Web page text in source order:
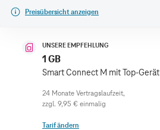
Preisübersicht anzeigen
UNSERE EMPFEHLUNG
1 GB
Smart Connect M mit Top-Gerät
zzgl. 9,95 € einmalig
Tarif ändern